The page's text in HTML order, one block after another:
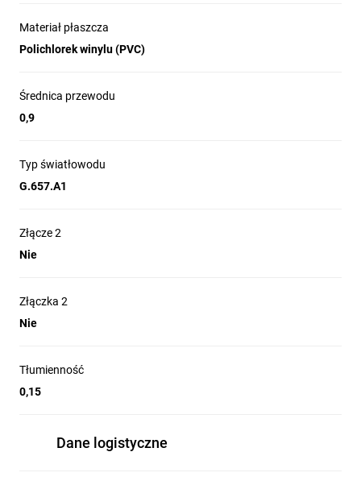
Materiał płaszcza
Polichlorek winylu (PVC)
Średnica przewodu
0,9
Typ światłowodu
G.657.A1
Złącze 2
Nie
Złączka 2
Nie
Tłumienność
0,15
Dane logistyczne